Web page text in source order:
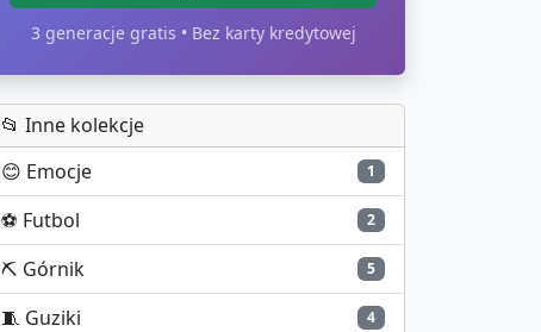
3 generacje gratis • Bez karty kredytowej
📂 Inne kolekcje
😊 Emocje 1
⚽ Futbol 2
⛏️ Górnik 5
🧵 Guziki 4